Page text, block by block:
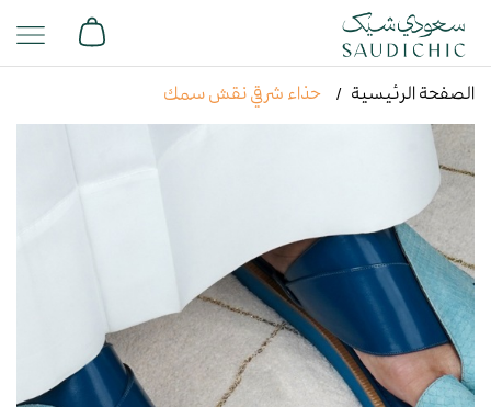
الصفحة الرئيسية حذاء شرقي نقش سمك